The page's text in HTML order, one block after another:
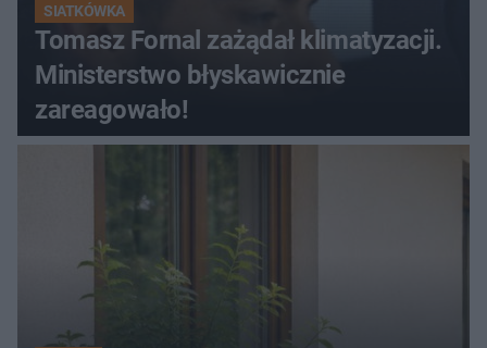
SIATKÓWKA
Tomasz Fornal zażądał klimatyzacji.
Ministerstwo błyskawicznie
zareagowało!